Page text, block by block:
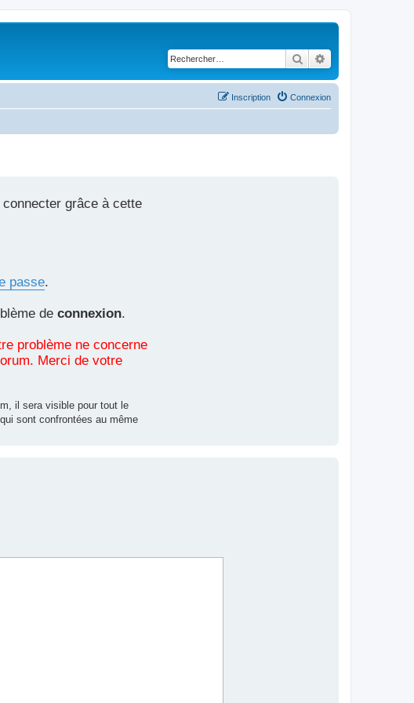
Rechercher
Connexion
Inscription
grâce à cette
passe.
de connexion.
problème ne concerne
Merci de votre
il sera visible pour tout le
sont confrontées au même